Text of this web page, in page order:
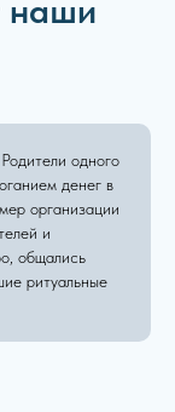
наши
одного
денег в
организации
и
общались
ритуальные